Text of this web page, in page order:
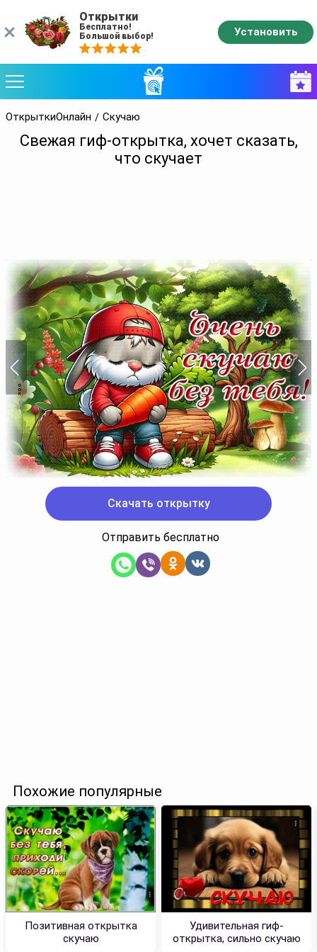
ОткрыткиОнлайн Скучаю
Свежая гиф-открытка, хочет сказать,
что скучает
Скачать открытку
Отправить бесплатно
Похожие популярные
Позитивная открытка
скучаю
Удивительная гиф-
открытка, сильно скучаю
Открытки
Бесплатно!
Большой выбор!
Установить